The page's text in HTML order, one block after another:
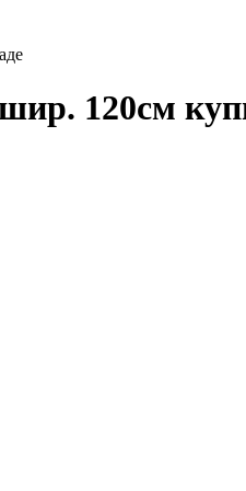
120см